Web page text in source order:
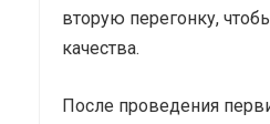
вторую перегонку,
качества.
После проведения